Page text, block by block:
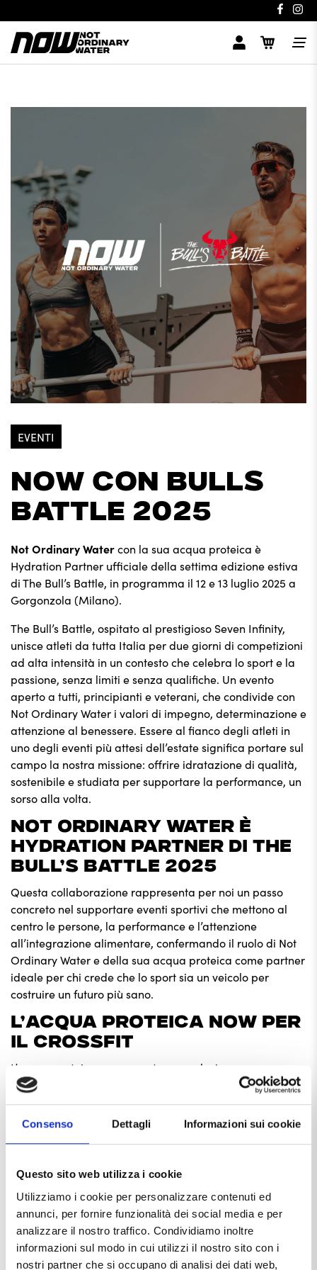
Consenso Dettagli Informazioni sui cookie
Questo sito web utilizza i cookie
Utilizziamo i cookie per personalizzare contenuti ed
annunci, per fornire funzionalità dei social media e per
analizzare il nostro traffico. Condividiamo inoltre
informazioni sul modo in cui utilizzi il nostro sito con i
nostri partner che si occupano di analisi dei dati web,
EVENTI
NOW CON BULLS
BATTLE 2025
Not Ordinary Watercon la sua acqua proteica è
Hydration Partner ufficiale della settima edizione estiva
diThe Bull’s Battle, in programma il 12 e 13 luglio 2025 a
Gorgonzola (Milano).
The Bull’s Battle, ospitato al prestigioso Seven Infinity,
unisce atleti da tutta Italia per due giorni di competizioni
ad alta intensità in un contesto che celebra lo sport e la
passione, senza limiti e senza qualifiche. Un evento
aperto a tutti, principianti e veterani, che condivide con
Not Ordinary Water i valori di impegno, determinazione e
attenzione al benessere. Essere al fianco degli atleti in
uno degli eventi più attesi dell’estate significa portare sul
campo la nostra missione: offrire idratazione di qualità,
sostenibile e studiata per supportare la performance, un
sorso alla volta.
NOT ORDINARY WATER È
HYDRATION PARTNER DI THE
BULL’S BATTLE 2025
Questa collaborazione rappresenta per noi un passo
concreto nel supportare eventi sportivi che mettono al
centro le persone, la performance e l’attenzione
all’integrazione alimentare, confermando il ruolo di Not
Ordinary Water e della sua acqua proteica come partner
ideale per chi crede che lo sport sia un veicolo per
costruire un futuro più sano.
L’ACQUA PROTEICA NOW PER
IL CROSSFIT
L’acqua proteica rappresenta una soluzione
particolarmente utile per chi pratica
CrossFit, uno sport
ad alta intensità che mette a dura prova la resistenza
muscolare, la capacità cardiovascolare e la
composizione corporea. Integrare questo tipo di
vantaggi, sia durante che dopo l’allenamento.
Innanzitutto, uno dei principali benefici dell’acqua
proteica è legato al recupero muscolare accelerato. Il
CrossFit comporta micro-lesioni alle fibre muscolari che,
per essere riparate e rafforzate, necessitano di un
adeguato apporto proteico. L’acqua proteica fornisce